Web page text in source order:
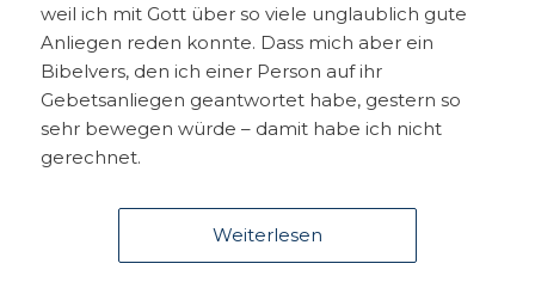
weil ich mit Gott über so viele unglaublich gute
Anliegen reden konnte. Dass mich aber ein
Bibelvers, den ich einer Person auf ihr
Gebetsanliegen geantwortet habe, gestern so
sehr bewegen würde – damit habe ich nicht
gerechnet.
Weiterlesen